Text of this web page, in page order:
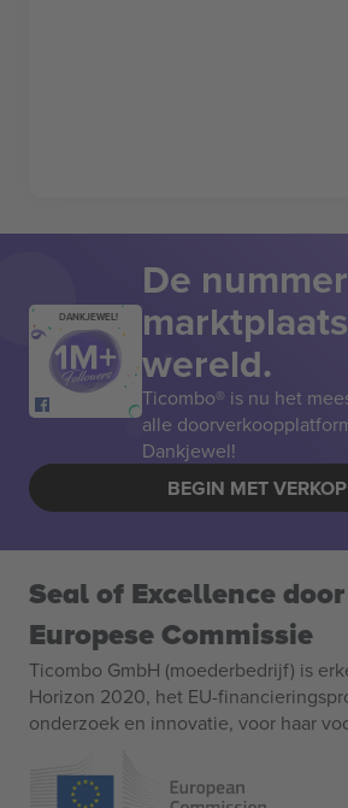
DANKJEWEL!
De
wereld.
Ticombo® is nu het
alle
Dankjewel!
BEGIN MET
Seal of Excellence
Europese Commissie
Ticombo GmbH (moederbedrijf) is
Horizon 2020, het EU-
onderzoek en innovatie, voor haar